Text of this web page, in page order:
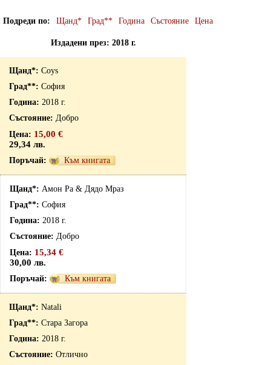
Подреди по Щанд* Град** Година Състояние Цена
Издадени през: 2018 г.
Coys
София
2018 г.
Добро
15,00 €
29,34 лв.
Към книгата
Амон Ра & Дядо Мраз
София
2018 г.
Добро
15,34 €
30,00 лв.
Към книгата
Natali
Стара Загора
2018 г.
Отлично